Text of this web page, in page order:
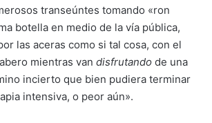
transeúntes tomando «ron
botella en medio de la vía pública,
las aceras como si tal cosa, con el
mientras van disfrutando de una
incierto que bien pudiera terminar
intensiva, o peor aún».